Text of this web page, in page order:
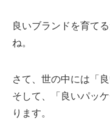
良いブランドを育て
ね。
さて、世の中には「
そして、「良いパッ
ります。